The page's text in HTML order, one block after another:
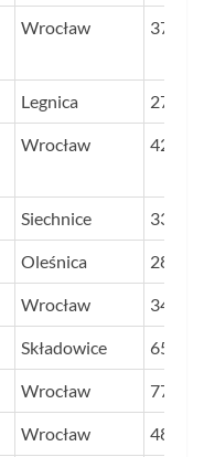
Wrocław 37
Legnica 27
Wrocław 42
Siechnice 33
Oleśnica 28
Wrocław 34
Składowice 65
Wrocław 77
Wrocław 48